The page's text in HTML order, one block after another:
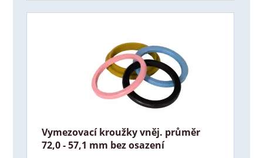
Vymezovací kroužky vněj. průměr
72,0 - 57,1 mm bez osazení